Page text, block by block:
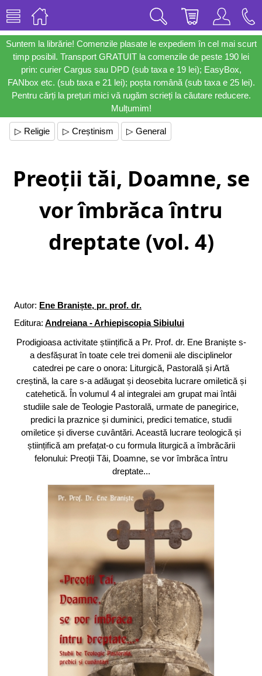
Suntem la librărie! Comenzile plasate le expediem în cel mai scurt
timp posibil. Transport GRATUIT la comenzile de peste 190 lei
prin: curier Cargus sau DPD (sub taxa e 19 lei); EasyBox,
FANbox etc. (sub taxa e 21 lei); poșta română (sub taxa e 25 lei).
Pentru cărți la prețuri mici vă rugăm scrieți la căutare reducere.
Mulțumim!
▷ Religie ▷ Creștinism ▷ General
Preoții tăi, Doamne, se
vor îmbrăca întru
dreptate (vol. 4)
Autor: Ene Braniște, pr. prof. dr.
Editura: Andreiana - Arhiepiscopia Sibiului
Prodigioasa activitate științifică a Pr. Prof. dr. Ene Braniște s-
a desfășurat în toate cele trei domenii ale disciplinelor
catedrei pe care o onora: Liturgică, Pastorală și Artă
creștină, la care s-a adăugat și deosebita lucrare omiletică și
catehetică. În volumul 4 al integralei am grupat mai întâi
studiile sale de Teologie Pastorală, urmate de panegirice,
predici la praznice și duminici, predici tematice, studii
omiletice și diverse cuvântări. Această lucrare teologică și
științifică am prefațat-o cu formula liturgică a îmbrăcării
felonului: Preoții Tăi, Doamne, se vor îmbrăca întru
dreptate...